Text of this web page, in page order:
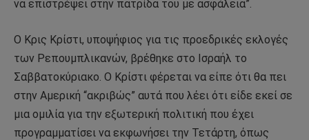
να επιστρέψει στην πατρίδα του με ασφάλεια”.
Ο Κρις Κρίστι, υποψήφιος για τις προεδρικές εκλογές
των Ρεπουμπλικανών, βρέθηκε στο Ισραήλ το
Σαββατοκύριακο. Ο Κρίστι φέρεται να είπε ότι θα πει
στην Αμερική “ακριβώς” αυτά που λέει ότι είδε εκεί σε
μια ομιλία για την εξωτερική πολιτική που έχει
προγραμματίσει να εκφωνήσει την Τετάρτη, όπως